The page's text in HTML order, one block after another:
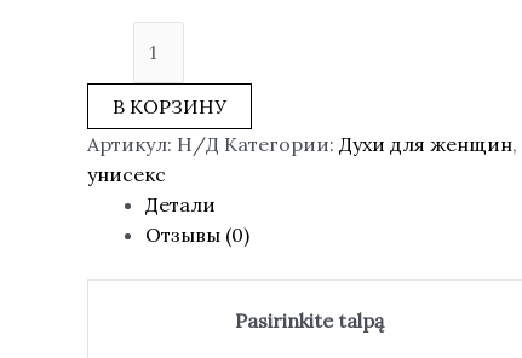
В КОРЗИНУ
Артикул: Н/Д Категории: Духи для женщин,
унисекс
Детали
Отзывы (0)
Pasirinkite talpą